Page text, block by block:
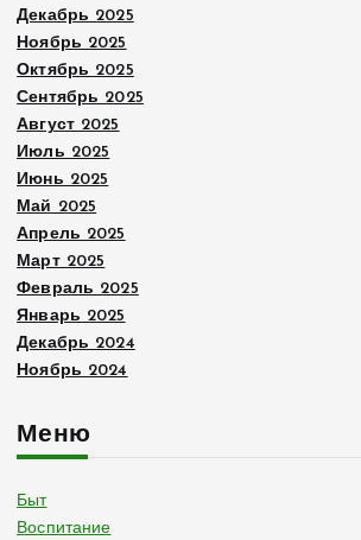
Декабрь 2025
Ноябрь 2025
Октябрь 2025
Сентябрь 2025
Август 2025
Июль 2025
Июнь 2025
Май 2025
Апрель 2025
Март 2025
Февраль 2025
Январь 2025
Декабрь 2024
Ноябрь 2024
Меню
Быт
Воспитание